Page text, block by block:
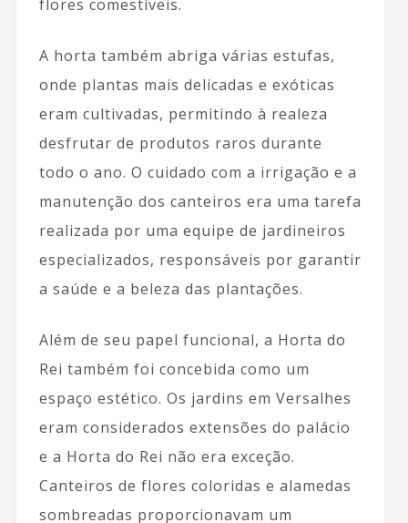
flores comestíveis.
A horta também abriga várias estufas,
onde plantas mais delicadas e exóticas
eram cultivadas, permitindo à realeza
desfrutar de produtos raros durante
todo o ano. O cuidado com a irrigação e a
manutenção dos canteiros era uma tarefa
realizada por uma equipe de jardineiros
especializados, responsáveis por garantir
a saúde e a beleza das plantações.
Além de seu papel funcional, a Horta do
Rei também foi concebida como um
espaço estético. Os jardins em Versalhes
eram considerados extensões do palácio
e a Horta do Rei não era exceção.
Canteiros de flores coloridas e alamedas
sombreadas proporcionavam um